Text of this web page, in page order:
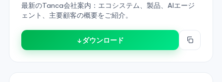
最新のTanca会社案内：エコシステム、製品、AIエージ
ェント、主要顧客の概要をご紹介。
↓ ダウンロード